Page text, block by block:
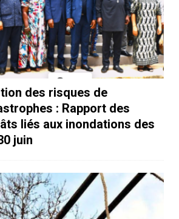
des risques de
: Rapport des
liés aux inondations des
juin